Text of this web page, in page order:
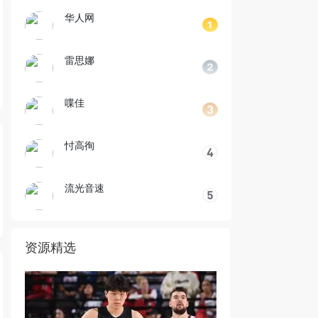
华人网
雷思娜
喋佳
忖高徇
流光音速
资源精选